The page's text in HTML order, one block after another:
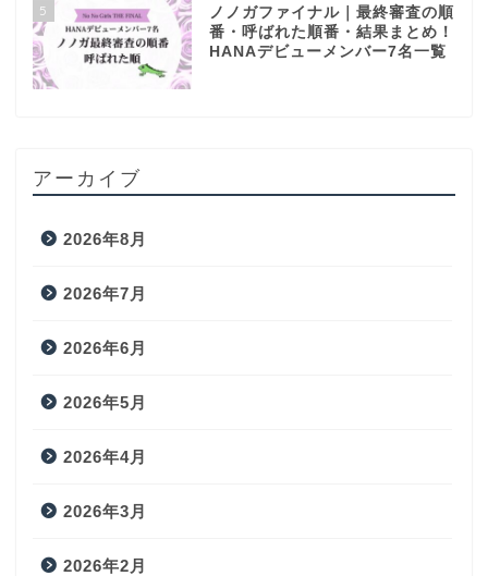
5
ノノガファイナル｜最終審査の順
番・呼ばれた順番・結果まとめ！
HANAデビューメンバー7名一覧
アーカイブ
2026年8月
2026年7月
2026年6月
2026年5月
2026年4月
2026年3月
2026年2月